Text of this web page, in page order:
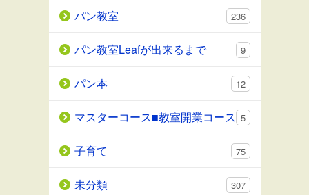
パン教室 236
パン教室Leafが出来るまで 9
パン本 12
マスターコース■教室開業コース 5
子育て 75
未分類 307